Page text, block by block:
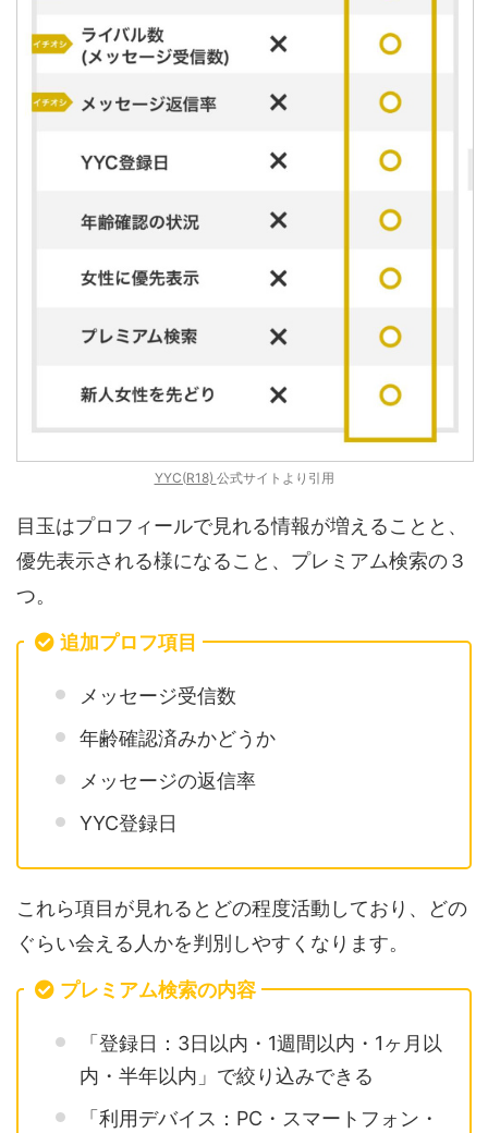
YYC(R18) 公式サイトより引用
目玉はプロフィールで見れる情報が増えることと、
優先表示される様になること、プレミアム検索の３
つ。
追加プロフ項目
メッセージ受信数
年齢確認済みかどうか
メッセージの返信率
YYC登録日
これら項目が見れるとどの程度活動しており、どの
ぐらい会える人かを判別しやすくなります。
プレミアム検索の内容
「登録日：3日以内・1週間以内・1ヶ月以
内・半年以内」で絞り込みできる
「利用デバイス：PC・スマートフォン・